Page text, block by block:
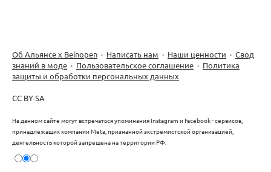
Об Альянсе х Beinopen · Написать нам · Наши ценности · Свод
знаний в моде · Пользовательское соглашение · Политика
защиты и обработки персональных данных
CC BY-SA
На данном сайте могут встречаться упоминания Instagram и Facebook - сервисов,
принадлежащих компании Meta, признанной экстремистской организацией,
деятельность которой запрещена на территории РФ.